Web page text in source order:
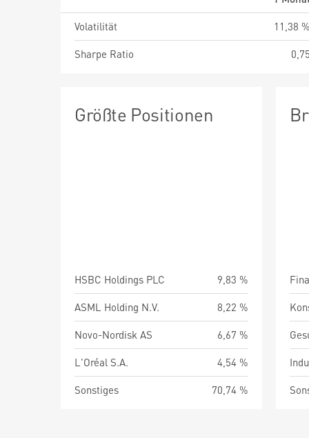
Volatilität
11,38
Sharpe Ratio
Größte Positionen
HSBC Holdings PLC
9,83 %
ASML Holding N.V.
8,22 %
Novo-Nordisk AS
6,67 %
L'Oréal S.A.
4,54 %
Sonstiges
70,74 %